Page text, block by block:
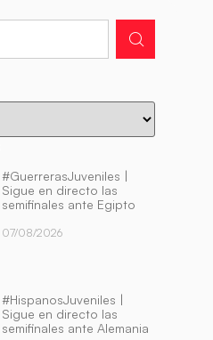
#GuerrerasJuveniles |
Sigue en directo las
semifinales ante Egipto
07/08/2026
#HispanosJuveniles |
Sigue en directo las
semifinales ante Alemania